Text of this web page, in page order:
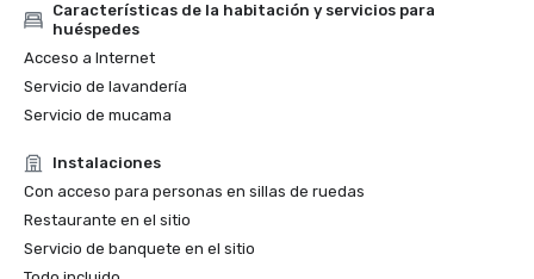
Características de la habitación y servicios para
huéspedes
Acceso a Internet
Servicio de lavandería
Servicio de mucama
Instalaciones
Con acceso para personas en sillas de ruedas
Restaurante en el sitio
Servicio de banquete en el sitio